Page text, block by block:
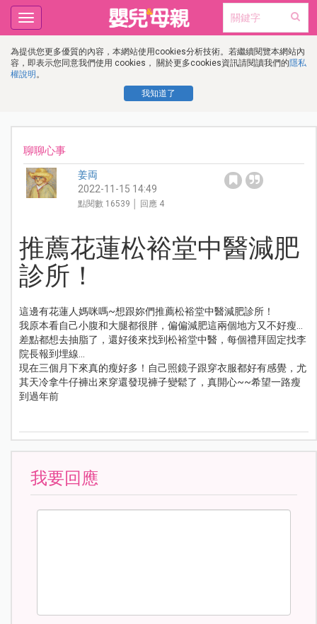
為提供您更多優質的內容，本網站使用cookies分析技術。若繼續閱覽本網站內
容，即表示您同意我們使用 cookies， 關於更多cookies資訊請閱讀我們的隱私
權說明 。
我知道了
Toggle
navigation
聊聊心事
姜両
2022-11-15 14:49
點閱數 16539 │ 回應 4
推薦花蓮松裕堂中醫減肥
診所！
這邊有花蓮人媽咪嗎~想跟妳們推薦松裕堂中醫減肥診所！
我原本看自己小腹和大腿都很胖，偏偏減肥這兩個地方又不好瘦...
差點都想去抽脂了，還好後來找到松裕堂中醫，每個禮拜固定找李
院長報到埋線...
現在三個月下來真的瘦好多！自己照鏡子跟穿衣服都好有感覺，尤
其天冷拿牛仔褲出來穿還發現褲子變鬆了，真開心~~希望一路瘦
到過年前
我要回應